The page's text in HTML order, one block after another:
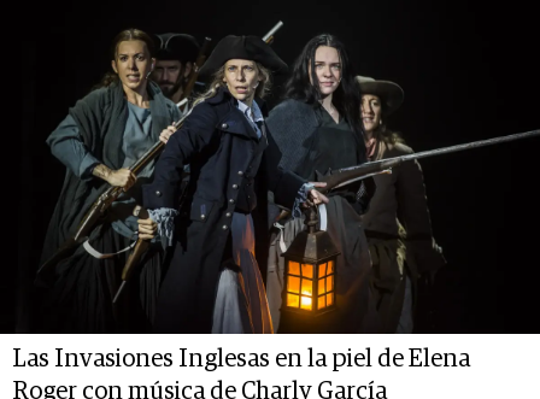
Las Invasiones Inglesas en la piel de Elena
Roger con música de Charly García